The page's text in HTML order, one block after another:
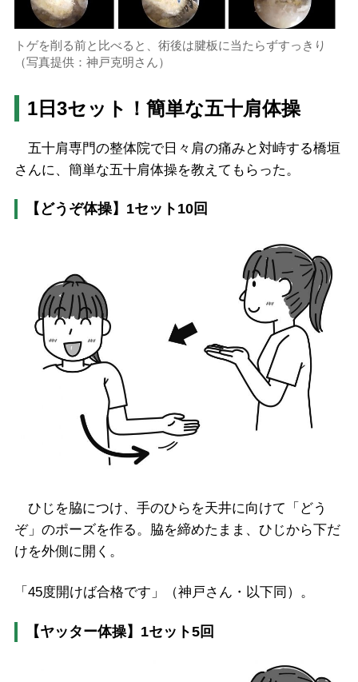
トゲを削る前と比べると、術後は腱板に当たらずすっきり
（写真提供：神戸克明さん）
1日3セット！簡単な五十肩体操
五十肩専門の整体院で日々肩の痛みと対峙する橋垣
さんに、簡単な五十肩体操を教えてもらった。
【どうぞ体操】1セット10回
ひじを脇につけ、手のひらを天井に向けて「どう
ぞ」のポーズを作る。脇を締めたまま、ひじから下だ
けを外側に開く。
「45度開けば合格です」（神戸さん・以下同）。
【ヤッター体操】1セット5回